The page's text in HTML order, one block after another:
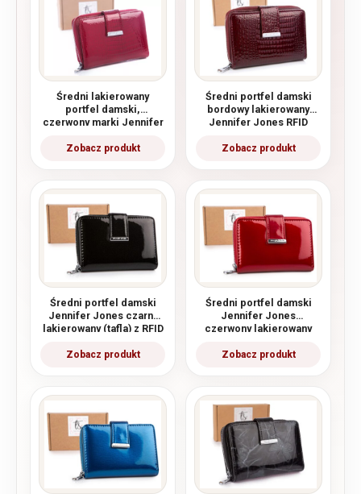
Średni lakierowany
portfel damski,
czerwony marki Jennifer
Średni portfel damski
bordowy lakierowany
Jennifer Jones RFID
Średni portfel damski
Jennifer Jones czarny
lakierowany (tafla) z RFID
Średni portfel damski
Jennifer Jones
czerwony lakierowany